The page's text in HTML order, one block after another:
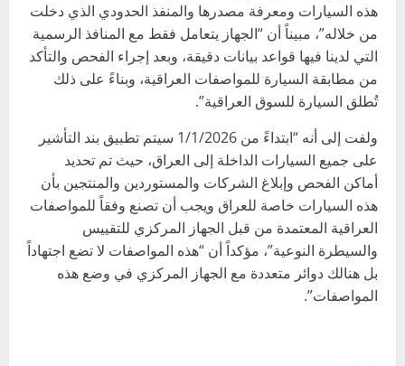
هذه السيارات ومعرفة مصدرها والمنفذ الحدودي الذي دخلت
من خلاله”، مبيناً أن “الجهاز يتعامل فقط مع المنافذ الرسمية
التي لدينا فيها قواعد بيانات دقيقة، وبعد إجراء الفحص والتأكد
من مطابقة السيارة للمواصفات العراقية، وبناءً على ذلك
تُطلق السيارة للسوق العراقية”.
ولفت إلى أنه “ابتداءً من 1/1/2026 سيتم تطبيق بند التأشير
على جميع السيارات الداخلة إلى العراق، حيث تم تحديد
أماكن الفحص وإبلاغ الشركات والمستوردين والمنتجين بأن
هذه السيارات خاصة للعراق ويجب أن تصنع وفقاً للمواصفات
العراقية المعتمدة من قبل الجهاز المركزي للتقييس
والسيطرة النوعية”، مؤكداً أن “هذه المواصفات لا تضع اجتهاداً
بل هنالك دوائر متعددة مع الجهاز المركزي في وضع هذه
المواصفات”.